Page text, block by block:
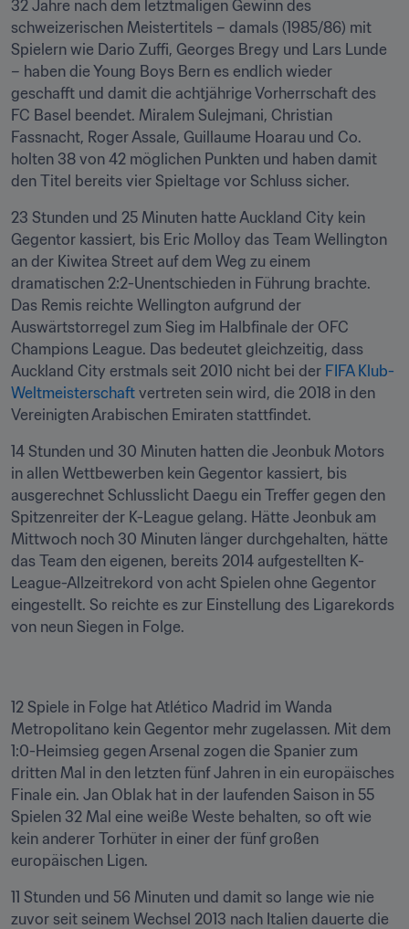
32 Jahre nach dem letztmaligen Gewinn des
schweizerischen Meistertitels – damals (1985/86) mit
Spielern wie Dario Zuffi, Georges Bregy und Lars Lunde
– haben die Young Boys Bern es endlich wieder
geschafft und damit die achtjährige Vorherrschaft des
FC Basel beendet. Miralem Sulejmani, Christian
Fassnacht, Roger Assale, Guillaume Hoarau und Co.
holten 38 von 42 möglichen Punkten und haben damit
den Titel bereits vier Spieltage vor Schluss sicher.
23 Stunden und 25 Minuten hatte Auckland City kein
Gegentor kassiert, bis Eric Molloy das Team Wellington
an der Kiwitea Street auf dem Weg zu einem
dramatischen 2:2-Unentschieden in Führung brachte.
Das Remis reichte Wellington aufgrund der
Auswärtstorregel zum Sieg im Halbfinale der OFC
Champions League. Das bedeutet gleichzeitig, dass
Auckland City erstmals seit 2010 nicht bei der FIFA Klub-
Weltmeisterschaft vertreten sein wird, die 2018 in den
Vereinigten Arabischen Emiraten stattfindet.
14 Stunden und 30 Minuten hatten die Jeonbuk Motors
in allen Wettbewerben kein Gegentor kassiert, bis
ausgerechnet Schlusslicht Daegu ein Treffer gegen den
Spitzenreiter der K-League gelang. Hätte Jeonbuk am
Mittwoch noch 30 Minuten länger durchgehalten, hätte
das Team den eigenen, bereits 2014 aufgestellten K-
League-Allzeitrekord von acht Spielen ohne Gegentor
eingestellt. So reichte es zur Einstellung des Ligarekords
von neun Siegen in Folge.
12 Spiele in Folge hat Atlético Madrid im Wanda
Metropolitano kein Gegentor mehr zugelassen. Mit dem
1:0-Heimsieg gegen Arsenal zogen die Spanier zum
dritten Mal in den letzten fünf Jahren in ein europäisches
Finale ein. Jan Oblak hat in der laufenden Saison in 55
Spielen 32 Mal eine weiße Weste behalten, so oft wie
kein anderer Torhüter in einer der fünf großen
europäischen Ligen.
11 Stunden und 56 Minuten und damit so lange wie nie
zuvor seit seinem Wechsel 2013 nach Italien dauerte die